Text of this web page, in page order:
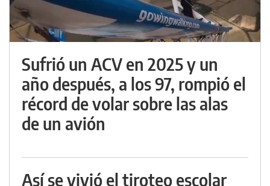
Sufrió un ACV en 2025 y un
año después, a los 97, rompió el
récord de volar sobre las alas
de un avión
Así se vivió el tiroteo escolar